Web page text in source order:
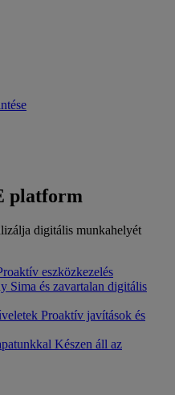
platform
digitális munkahelyét
eszközkezelés
Sima és zavartalan digitális
Proaktív javítások és
Készen áll az